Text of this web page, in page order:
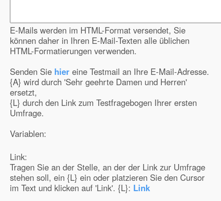
E-Mails werden im HTML-Format versendet, Sie
können daher in Ihren E-Mail-Texten alle üblichen
HTML-Formatierungen verwenden.
Senden Sie hier eine Testmail an Ihre E-Mail-Adresse.
{A} wird durch 'Sehr geehrte Damen und Herren'
ersetzt,
{L} durch den Link zum Testfragebogen Ihrer ersten
Umfrage.
Variablen:
Link:
Tragen Sie an der Stelle, an der der Link zur Umfrage
stehen soll, ein {L} ein oder platzieren Sie den Cursor
im Text und klicken auf 'Link'. {L}: Link